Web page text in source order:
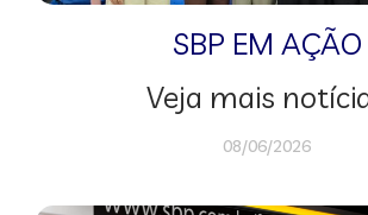
SBP EM AÇÃO
Veja mais
08/06/2026